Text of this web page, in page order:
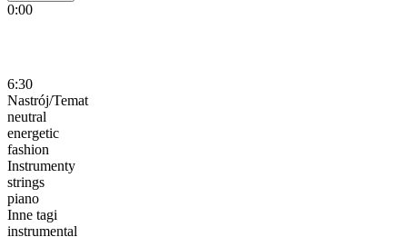
0:00
6:30
Nastrój/Temat
neutral
energetic
fashion
Instrumenty
strings
piano
Inne tagi
instrumental